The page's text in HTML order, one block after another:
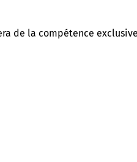
de la compétence